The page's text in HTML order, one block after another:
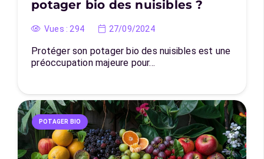
potager bio des nuisibles ?
Vues :294 27/09/2024
Protéger son potager bio des nuisibles est une
préoccupation majeure pour…
POTAGER BIO